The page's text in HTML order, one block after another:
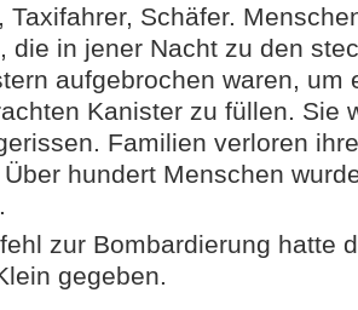
Taxifahrer, Schäfer.
die in jener Nacht zu den
aufgebrochen waren, um
Kanister zu füllen. Sie
Familien verloren
Über hundert Menschen
zur Bombardierung hatte
gegeben.